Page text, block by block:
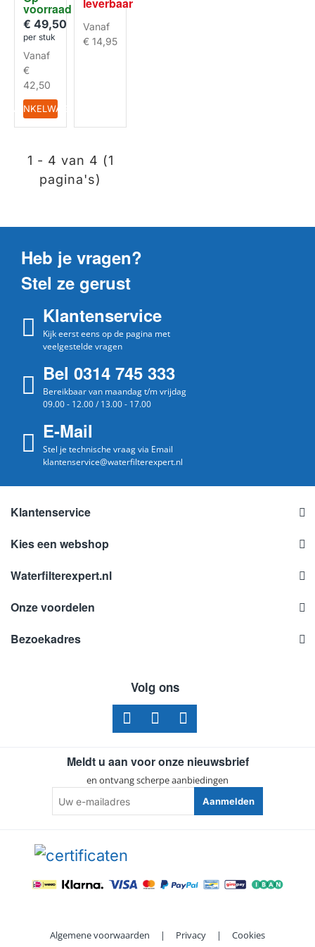
voorraad
etten +
Ontkal
ker
€ 49,50
per stuk
Vanaf
€
42,50
IN WINKELWAGEN
aasluiti
Vanaf
€ 14,95
1 - 4 van 4 (1
pagina's)
Heb je vragen?
Stel ze gerust
Klantenservice
Kijk eerst eens op de pagina met
veelgestelde vragen
Bel 0314 745 333
Bereikbaar van maandag t/m vrijdag
09.00 - 12.00 / 13.00 - 17.00
E-Mail
Stel je technische vraag via Email
klantenservice@waterfilterexpert.nl
Klantenservice
Kies een webshop
Waterfilterexpert.nl
Onze voordelen
Bezoekadres
Volg ons
Meldt u aan voor onze nieuwsbrief
en ontvang scherpe aanbiedingen
e-
mailadres
Aanmelden
Algemene voorwaarden | Privacy | Cookies